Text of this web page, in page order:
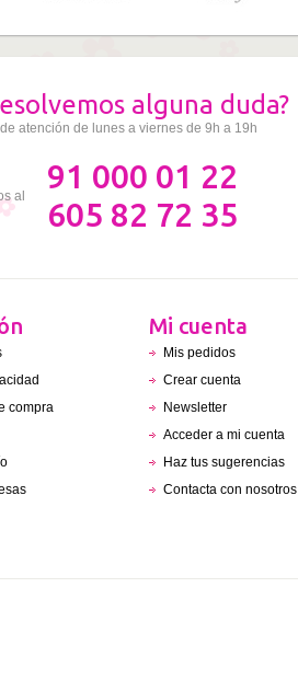
alguna duda?
atención de lunes a viernes de 9h a 19h
al
91 000 01 22
605 82 72 35
compra
Mi cuenta
Mis pedidos
Crear cuenta
Newsletter
Acceder a mi cuenta
Haz tus sugerencias
Contacta con nosotros